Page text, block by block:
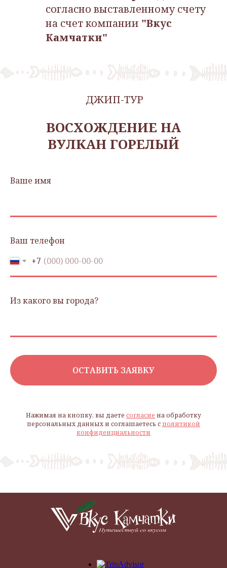
согласно выставленному счету
на счет компании "Вкус
Камчатки"
ВОСХОЖДЕНИЕ НА
ВУЛКАН ГОРЕЛЫЙ
ДЖИП-ТУР
Ваше имя
Ваш телефон
+7
Из какого вы города?
ОСТАВИТЬ ЗАЯВКУ
Нажимая на кнопку, вы даете согласие на обработку
персональных данных и соглашаетесь c политикой
конфиденциальности